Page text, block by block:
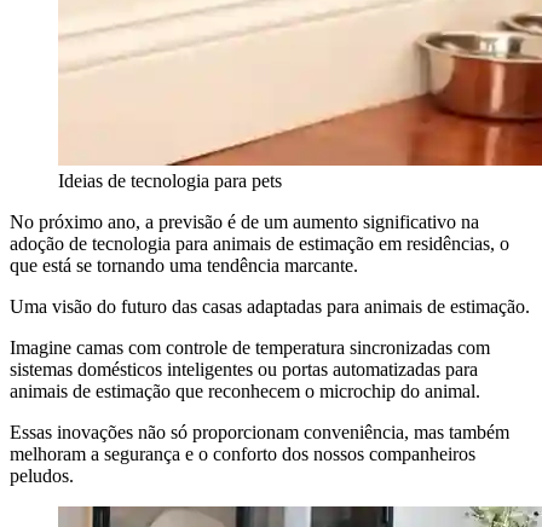
Ideias de tecnologia para pets
No próximo ano, a previsão é de um aumento significativo na
adoção de tecnologia para animais de estimação em residências, o
que está se tornando uma tendência marcante.
Uma visão do futuro das casas adaptadas para animais de estimação.
Imagine camas com controle de temperatura sincronizadas com
sistemas domésticos inteligentes ou portas automatizadas para
animais de estimação que reconhecem o microchip do animal.
Essas inovações não só proporcionam conveniência, mas também
melhoram a segurança e o conforto dos nossos companheiros
peludos.